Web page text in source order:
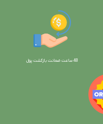
48 ساعت ضمانت بازگش ت پول